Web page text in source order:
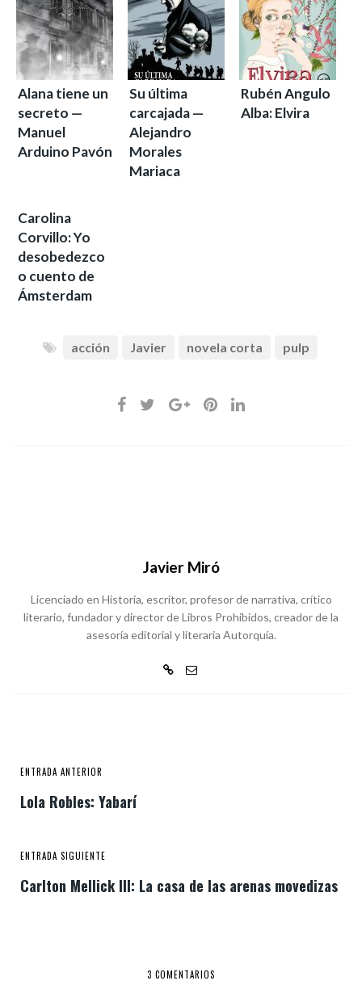
Alana tiene un
secreto —
Manuel
Arduino Pavón
Su última
carcajada —
Alejandro
Morales
Mariaca
Rubén Angulo
Alba: Elvira
Carolina
Corvillo: Yo
desobedezco
o cuento de
Ámsterdam
acción Javier novela corta pulp
Javier Miró
Licenciado en Historia, escritor, profesor de narrativa, crítico
literario, fundador y director de Libros Prohibidos, creador de la
asesoría editorial y literaria Autorquía.
ENTRADA ANTERIOR
Lola Robles: Yabarí
ENTRADA SIGUIENTE
Carlton Mellick III: La casa de las arenas movedizas
3 COMENTARIOS